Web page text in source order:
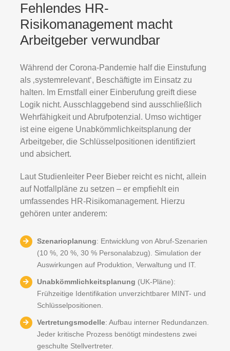
Fehlendes HR-
Risikomanagement macht
Arbeitgeber verwundbar
Während der Corona-Pandemie half die Einstufung
als ‚systemrelevant‘, Beschäftigte im Einsatz zu
halten. Im Ernstfall einer Einberufung greift diese
Logik nicht. Ausschlaggebend sind ausschließlich
Wehrfähigkeit und Abrufpotenzial. Umso wichtiger
ist eine eigene Unabkömmlichkeitsplanung der
Arbeitgeber, die Schlüsselpositionen identifiziert
und absichert.
Laut Studienleiter Peer Bieber reicht es nicht, allein
auf Notfallpläne zu setzen – er empfiehlt ein
umfassendes HR-Risikomanagement. Hierzu
gehören unter anderem:
Szenarioplanung: Entwicklung von Abruf-Szenarien
(10 %, 20 %, 30 % Personalabzug). Simulation der
Auswirkungen auf Produktion, Verwaltung und IT.
Unabkömmlichkeitsplanung (UK-Pläne):
Frühzeitige Identifikation unverzichtbarer MINT- und
Schlüsselpositionen.
Vertretungsmodelle: Aufbau interner Redundanzen.
Jeder kritische Prozess benötigt mindestens zwei
geschulte Stellvertreter.